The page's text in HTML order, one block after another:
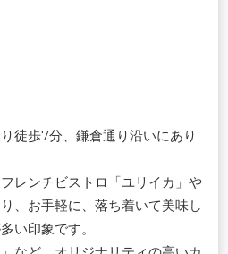
徒歩7分、鎌倉通り沿いにあり
レンチビストロ「ユリイカ」や
、お手軽に、落ち着いて美味し
い印象です。